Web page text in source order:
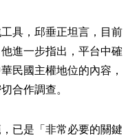
具，邱垂正坦言，目前
進一步指出，平台中確
民國主權地位的內容，
合作調查。
已是「非常必要的關鍵